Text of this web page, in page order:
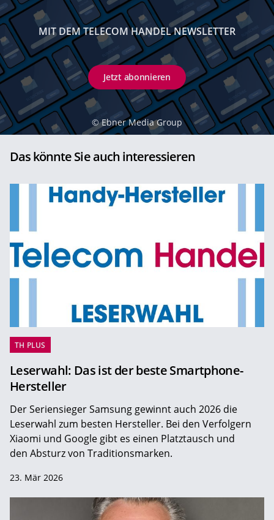
MIT DEM TELECOM HANDEL NEWSLETTER
Jetzt abonnieren
© Ebner Media Group
Das könnte Sie auch interessieren
TH PLUS
Leserwahl: Das ist der beste Smartphone-
Hersteller
Der Seriensieger Samsung gewinnt auch 2026 die
Leserwahl zum ­besten Hersteller. Bei den Verfolgern
Xiaomi und Google gibt es einen Platztausch und
den Absturz von Traditionsmarken.
23. Mär 2026